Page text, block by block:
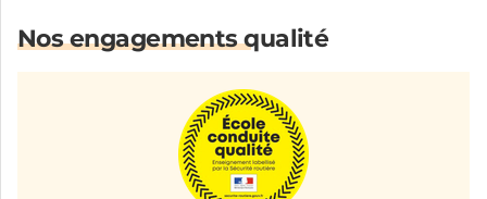
Nos engagements qualité